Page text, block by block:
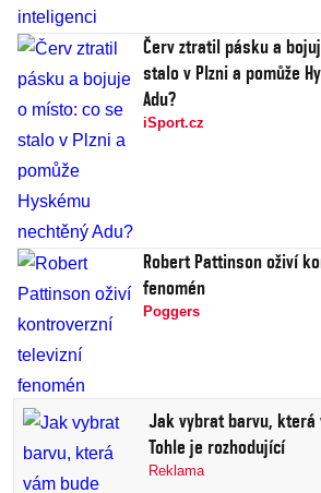
Červ ztratil pásku a
stalo v Plzni a pomůže
Adu?
iSport.cz
Robert Pattinson oživí
fenomén
Poggers
Jak vybrat barvu, která
Tohle je rozhodující
Reklama